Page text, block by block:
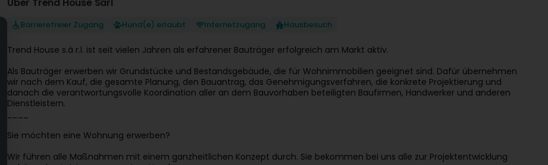
Barrierefreier Zugang Hund(e) erlaubt Internetzugang Hausbesuch
Trend House s.à r.l. ist seit vielen Jahren als erfahrener Bauträger erfolgreich am Markt aktiv.
Als Bauträger erwerben wir Grundstücke und Bestandsgebäude, die für Wohnimmobilien geeignet sind. Dafür übernehmen
wir nach dem Kauf, die gesamte Planung, den Bauantrag, das Genehmigungsverfahren, die konkrete Projektierung und
danach die verantwortungsvolle Koordination aller an dem Bauvorhaben beteiligten Baufirmen, Handwerker und anderen
Dienstleistern.
Sie möchten eine Wohnung erwerben?
Wir führen alle Maßnahmen mit einem ganzheitlichen Konzept durch. Sie bekommen bei uns alle zur Projektentwicklung